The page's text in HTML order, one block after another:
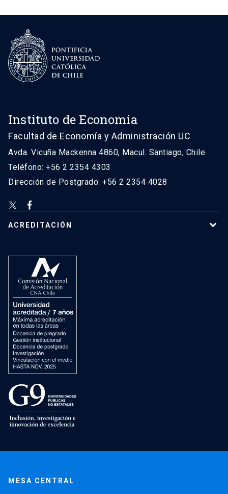
Instituto de Economía
Facultad de Economía y Administración UC
Avda. Vicuña Mackenna 4860, Macul. Santiago, Chile
Teléfono: +56 2 2354 4303
Dirección de Postgrado: +56 2 2354 4028
ACREDITACIÓN
MESA CENTRAL